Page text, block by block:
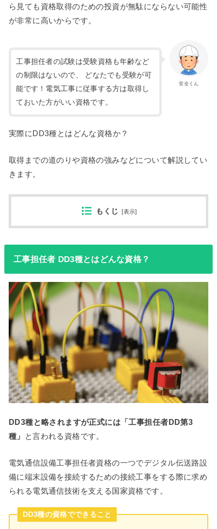
ら見ても資格取得のための投資が無駄にならない可能性
が非常に高いからです。
安全くん
工事担任者の試験は受験資格も年齢など
の制限はないので、 どなたでも受験が可
能です！電気工事に従事する方は取得し
ておいた方がいい資格です。
実際にDD3種とはどんな資格か？
取得までの道のりや資格の強みなどについて解説してい
きます。
もくじ [表示]
工事担任者 DD3種とはどんな資格？
DD3種と略されますが正式には「工事担任者DD第3
種」
と言われる資格です。
電気通信設備工事担任者資格の一つでデジタル伝送路設
備に端末設備を接続するための接続工事をする際に求め
られる電気通信技術を支える国家資格です。
DD3種の資格でできること